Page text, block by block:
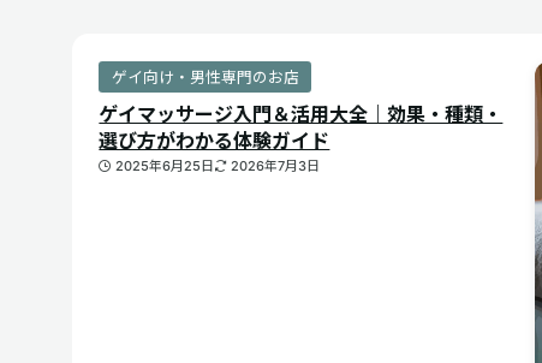
ゲイ向け・男性専門のお店
ゲイマッサージ入門＆活用大全｜効果・種類・
選び方がわかる体験ガイド
2025年6月25日 2026年7月3日